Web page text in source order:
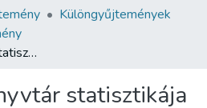
Különgyűjtemények
Széchényi Könyvtár statisztikája
statisztikája